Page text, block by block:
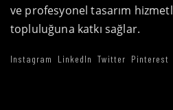
ve profesyonel tasarım
topluluğuna katkı sağlar.
Instagram LinkedIn Twitter Pinterest